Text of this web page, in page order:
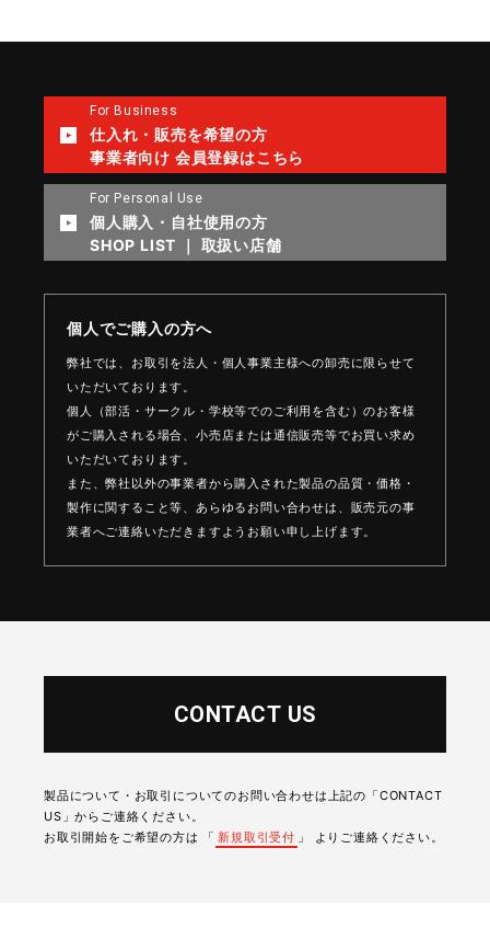
For Business
仕入れ・販売を希望の方
事業者向け 会員登録はこちら
For Personal Use
個人購入・自社使用の方
SHOP LIST ｜ 取扱い店舗
個人でご購入の方へ
弊社では、お取引を法人・個人事業主様への卸売に限らせて
いただいております。
個人（部活・サークル・学校等でのご利用を含む）のお客様
がご購入される場合、小売店または通信販売等でお買い求め
いただいております。
また、弊社以外の事業者から購入された製品の品質・価格・
製作に関すること等、 あらゆるお問い合わせは、販売元の事
業者へご連絡いただきますようお願い申し上げます。
CONTACT US
製品について・お取引についてのお問い合わせは上記の「CONTACT
US」からご連絡ください。
お取引開始をご希望の方は 「 新規取引受付 」 よりご連絡ください。